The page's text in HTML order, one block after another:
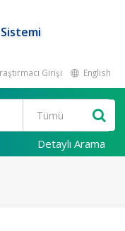
Girişi English
Detaylı Arama